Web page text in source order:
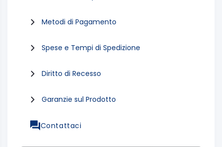
Metodi di Pagamento
Spese e Tempi di Spedizione
Diritto di Recesso
Garanzie sul Prodotto
Contattaci